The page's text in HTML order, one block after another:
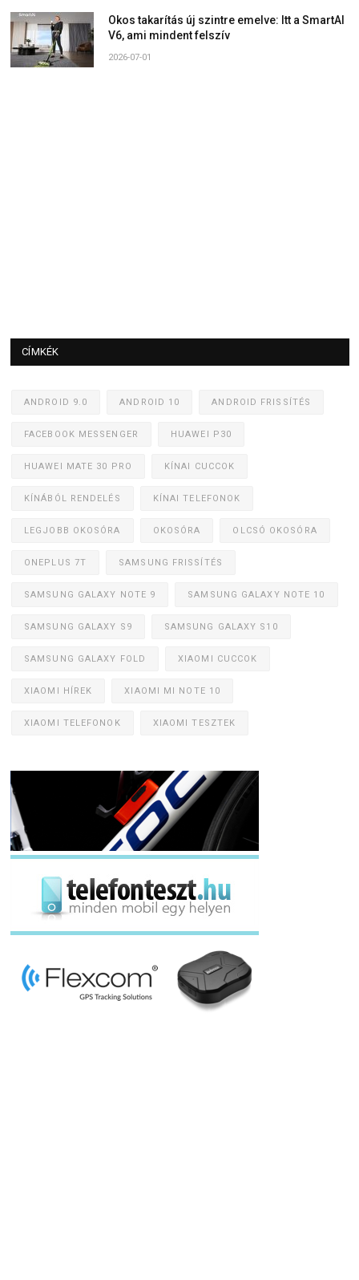
Okos takarítás új szintre emelve: Itt a SmartAI
V6, ami mindent felszív
2026-07-01
CÍMKÉK
ANDROID 9.0 ANDROID 10 ANDROID FRISSÍTÉS
FACEBOOK MESSENGER HUAWEI P30
HUAWEI MATE 30 PRO KÍNAI CUCCOK
KÍNÁBÓL RENDELÉS KÍNAI TELEFONOK
LEGJOBB OKOSÓRA OKOSÓRA OLCSÓ OKOSÓRA
ONEPLUS 7T SAMSUNG FRISSÍTÉS
SAMSUNG GALAXY NOTE 9 SAMSUNG GALAXY NOTE 10
SAMSUNG GALAXY S9 SAMSUNG GALAXY S10
SAMSUNG GALAXY FOLD XIAOMI CUCCOK
XIAOMI HÍREK XIAOMI MI NOTE 10
XIAOMI TELEFONOK XIAOMI TESZTEK